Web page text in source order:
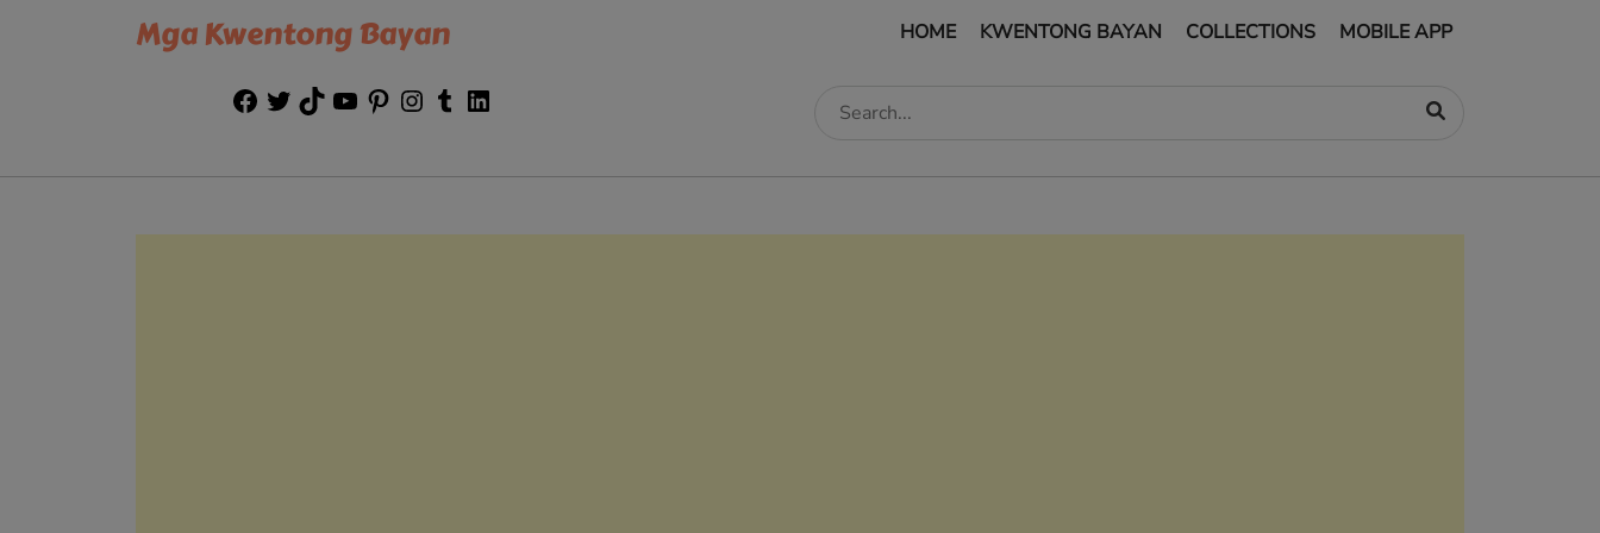
Mga Kwentong Bayan HOME KWENTONG BAYAN COLLECTIONS MOBILE APP
Facebook
TwitterTikTokYouTubePinterest
Instagram
Tumblr